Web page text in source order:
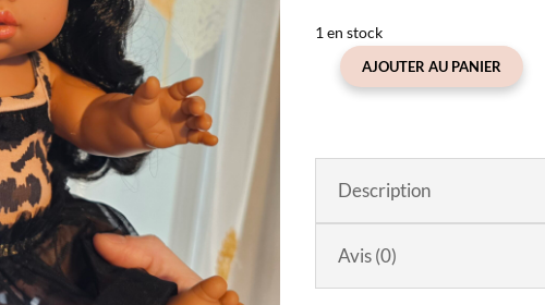
1 en stock
quantité
léopard
AJOUTER AU PANIER
Description
Avis (0)